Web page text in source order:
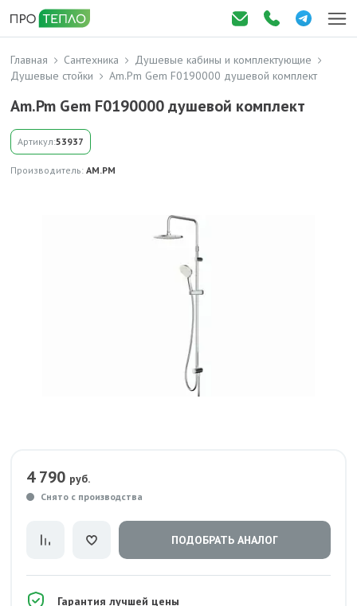
Главная Сантехника
Душевые кабины и комплектующие
Душевые стойки
Am.Pm Gem F0190000 душевой комплект
Am.Pm Gem F0190000 душевой комплект
Артикул:53937
Производитель: AM.PM
4 790 руб.
Снято с производства
ПОДОБРАТЬ АНАЛОГ
Гарантия лучшей цены